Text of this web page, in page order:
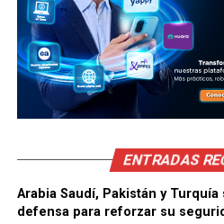
ENTRADAS
Arabia Saudí, Pakistán y
defensa para reforzar su